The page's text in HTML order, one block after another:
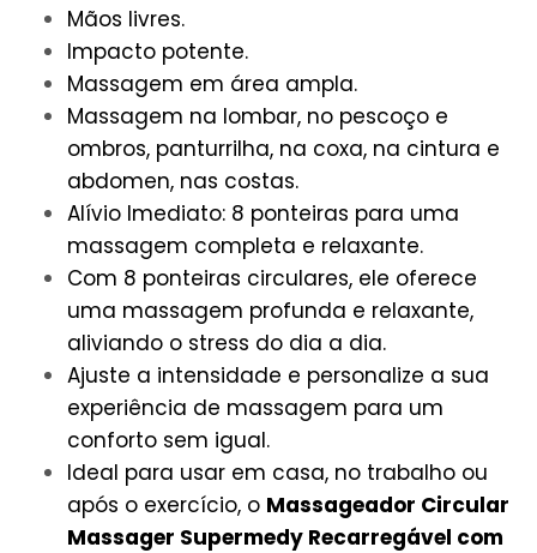
Mãos livres.
Impacto potente.
Massagem em área ampla.
Massagem na lombar, no pescoço e
ombros, panturrilha, na coxa, na cintura e
abdomen, nas costas.
Alívio Imediato: 8 ponteiras para uma
massagem completa e relaxante.
Com 8 ponteiras circulares, ele oferece
uma massagem profunda e relaxante,
aliviando o stress do dia a dia.
Ajuste a intensidade e personalize a sua
experiência de massagem para um
conforto sem igual.
Ideal para usar em casa, no trabalho ou
após o exercício, o Massageador Circular
Massager Supermedy Recarregável com